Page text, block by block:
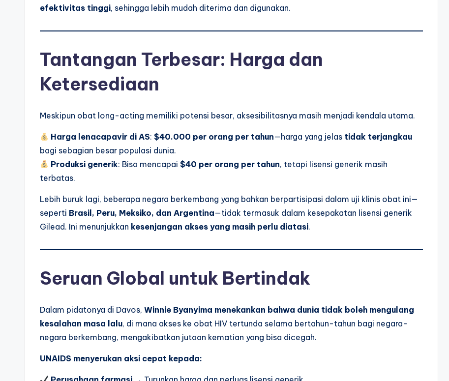
efektivitas tinggi, sehingga lebih mudah diterima dan digunakan.
Tantangan Terbesar: Harga dan
Ketersediaan
Meskipun obat long-acting memiliki potensi besar, aksesibilitasnya masih menjadi kendala utama.
Harga lenacapavir di AS: $40.000 per orang per tahun—harga yang jelas tidak terjangkau
bagi sebagian besar populasi dunia.
Produksi generik: Bisa mencapai $40 per orang per tahun, tetapi lisensi generik masih
terbatas.
Lebih buruk lagi, beberapa negara berkembang yang bahkan berpartisipasi dalam uji klinis obat ini—
seperti Brasil, Peru, Meksiko, dan Argentina—tidak termasuk dalam kesepakatan lisensi generik
Gilead. Ini menunjukkan kesenjangan akses yang masih perlu diatasi.
Seruan Global untuk Bertindak
Dalam pidatonya di Davos, Winnie Byanyima menekankan bahwa dunia tidak boleh mengulang
kesalahan masa lalu, di mana akses ke obat HIV tertunda selama bertahun-tahun bagi negara-
negara berkembang, mengakibatkan jutaan kematian yang bisa dicegah.
UNAIDS menyerukan aksi cepat kepada: